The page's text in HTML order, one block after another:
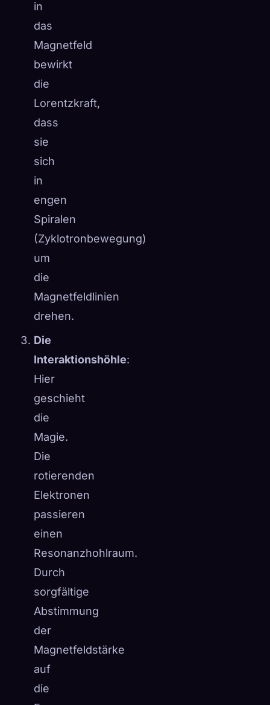
in
das
Magnetfeld
bewirkt
die
Lorentzkraft,
dass
sie
sich
in
engen
Spiralen
(Zyklotronbewegung)
um
die
Magnetfeldlinien
drehen.
Die
Interaktionshöhle:
Hier
geschieht
die
Magie.
Die
rotierenden
Elektronen
passieren
einen
Resonanzhohlraum.
Durch
sorgfältige
Abstimmung
der
Magnetfeldstärke
auf
die